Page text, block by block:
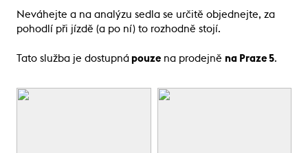
Neváhejte a na analýzu sedla se určitě objednejte, za
pohodlí při jízdě (a po ní) to rozhodně stojí.
Tato služba je dostupná pouze na prodejně na Praze 5.